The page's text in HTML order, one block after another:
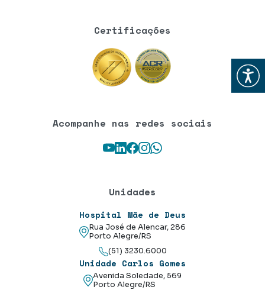
Abrir
Certificações
Acompanhe nas redes sociais
Youtube
LinkedIn
Facebook
Instagram
WhatsApp
Unidades
Hospital Mãe de Deus
Rua José de Alencar, 286
Porto Alegre/RS
(51) 3230.6000
Unidade Carlos Gomes
Avenida Soledade, 569
Porto Alegre/RS